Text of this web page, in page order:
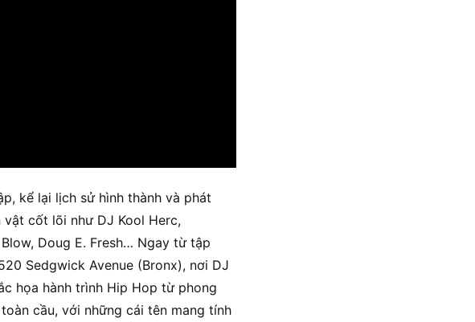
kể lại lịch sử hình thành và phát
cốt lõi như DJ Kool Herc,
Doug E. Fresh… Ngay từ tập
Sedgwick Avenue (Bronx), nơi DJ
họa hành trình Hip Hop từ phong
cầu, với những cái tên mang tính